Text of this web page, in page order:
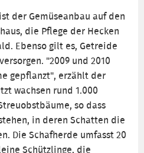
der Gemüseanbau auf den
die Pflege der Hecken
Ebenso gilt es, Getreide
"2009 und 2010
gepflanzt", erzählt der
wachsen rund 1.000
so dass
in deren Schatten die
Die Schafherde umfasst 20
Schützlinge, die